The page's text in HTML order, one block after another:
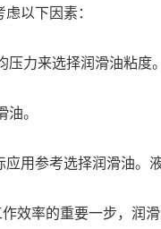
以下因素：
力来选择润滑油粘度。
。
用参考选择润滑油。
率的重要一步，润滑